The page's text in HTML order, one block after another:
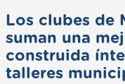
Los clubes de
suman una
construida
talleres